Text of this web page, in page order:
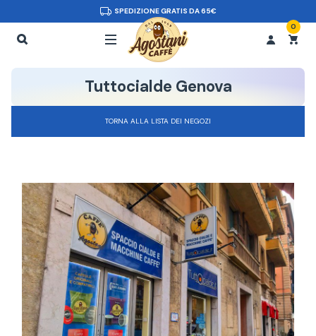
SPEDIZIONE GRATIS DA 65€
0
Tuttocialde Genova
TORNA ALLA LISTA DEI NEGOZI